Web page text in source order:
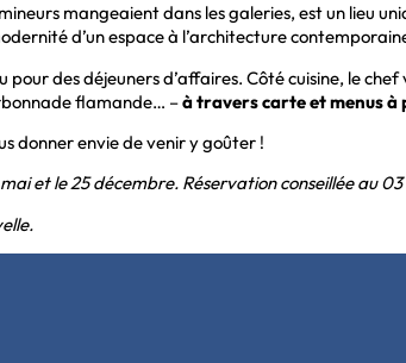
mangeaient dans les galeries, est un lieu
d’un espace à l’architecture
pour des déjeuners d’affaires. Côté cuisine, le
flamande… –à travers carte et menus
donner envie de venir y goûter !
et le 25 décembre. Réservation conseillée au 03